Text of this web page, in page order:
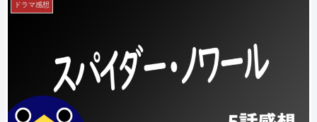
ドラマ感想